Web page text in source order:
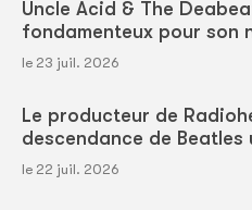
Uncle Acid & The
fondamenteux pour son
le 23 juil. 2026
Le producteur de
descendance de
le 22 juil. 2026